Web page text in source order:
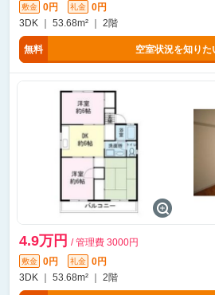
敷金 0円 礼金
0円
3DK ｜ 53.68m² ｜ 2階
無料 空室状況を知りた
4.9万円 / 管理費 3000円
敷金 0円 礼金
0円
3DK ｜ 53.68m² ｜ 2階